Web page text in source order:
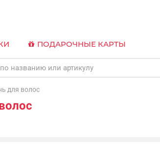
ПОДАРОЧНЫЕ КАРТЫ
для волос